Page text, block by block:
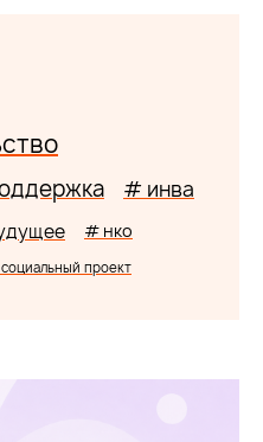
# инва
# нко
проект